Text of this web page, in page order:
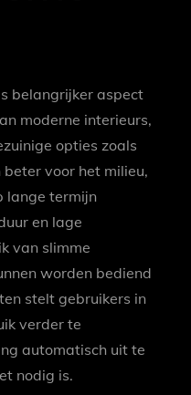
belangrijker aspect
moderne interieurs,
opties zoals
voor het milieu,
lange termijn
en lage
van slimme
worden bediend
stelt gebruikers in
verder te
automatisch uit te
nodig is.